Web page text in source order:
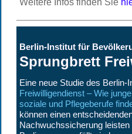
Weitere Infos finden Sie
Berlin-Institut für
Sprungbrett
Eine neue Studie des Berlin-
Freiwilligendienst – Wie
soziale und Pflegeberufe
können einen
Nachwuchssicherung